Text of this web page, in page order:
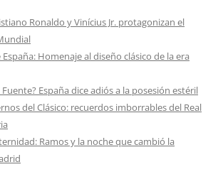
Ronaldo y Vinícius Jr. protagonizan el
Homenaje al diseño clásico de la era
España dice adiós a la posesión estéril
del Clásico: recuerdos imborrables del Real
Ramos y la noche que cambió la